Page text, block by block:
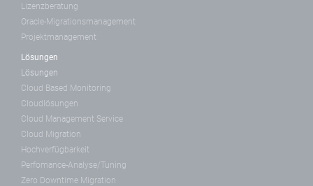
Lizenzberatung
Oracle-Migrationsmanagement
Projektmanagement
Lösungen
Lösungen
Cloud Based Monitoring
Cloudlösungen
Cloud Management Service
Cloud Migration
Hochverfügbarkeit
Perfomance-Analyse/Tuning
Zero Downtime Migration